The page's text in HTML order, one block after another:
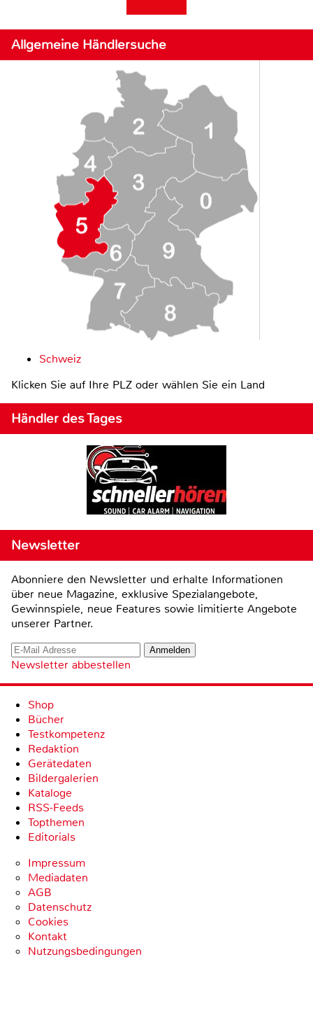
Allgemeine Händlersuche
Schweiz
Klicken Sie auf Ihre PLZ oder wählen Sie ein Land
Händler des Tages
Newsletter
Abonniere den Newsletter und erhalte Informationen
über neue Magazine, exklusive Spezialangebote,
Gewinnspiele, neue Features sowie limitierte Angebote
unserer Partner.
Newsletter abbestellen
Shop
Bücher
Testkompetenz
Redaktion
Gerätedaten
Bildergalerien
Kataloge
RSS-Feeds
Topthemen
Editorials
Impressum
Mediadaten
AGB
Datenschutz
Cookies
Kontakt
Nutzungsbedingungen